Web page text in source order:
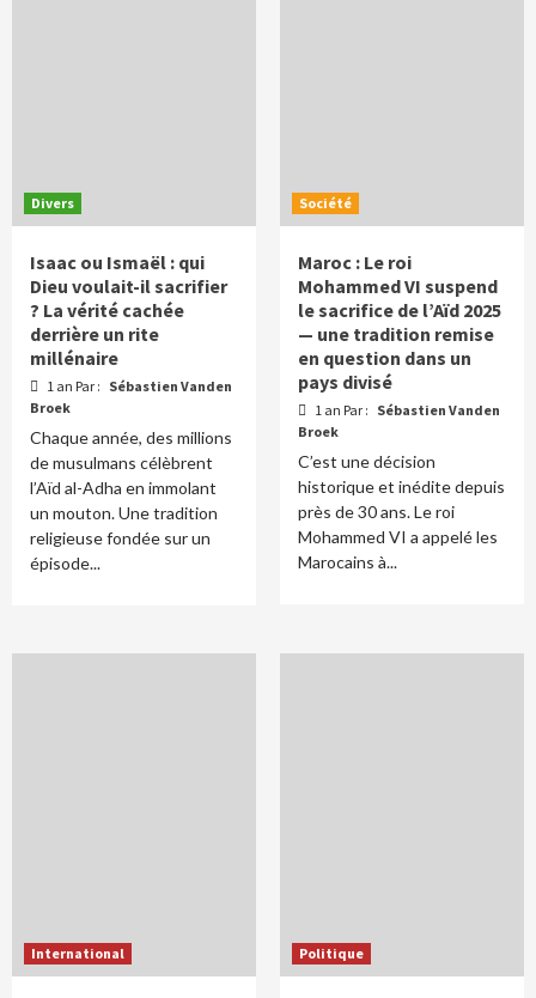
Divers
Isaac ou Ismaël : qui
Dieu voulait-il sacrifier
? La vérité cachée
derrière un rite
millénaire
1 an Par : Sébastien Vanden
Broek
Chaque année, des millions
de musulmans célèbrent
l’Aïd al-Adha en immolant
un mouton. Une tradition
religieuse fondée sur un
épisode...
Société
Maroc : Le roi
Mohammed VI suspend
le sacrifice de l’Aïd 2025
— une tradition remise
en question dans un
pays divisé
1 an Par : Sébastien Vanden
Broek
C’est une décision
historique et inédite depuis
près de 30 ans. Le roi
Mohammed VI a appelé les
Marocains à...
International Politique